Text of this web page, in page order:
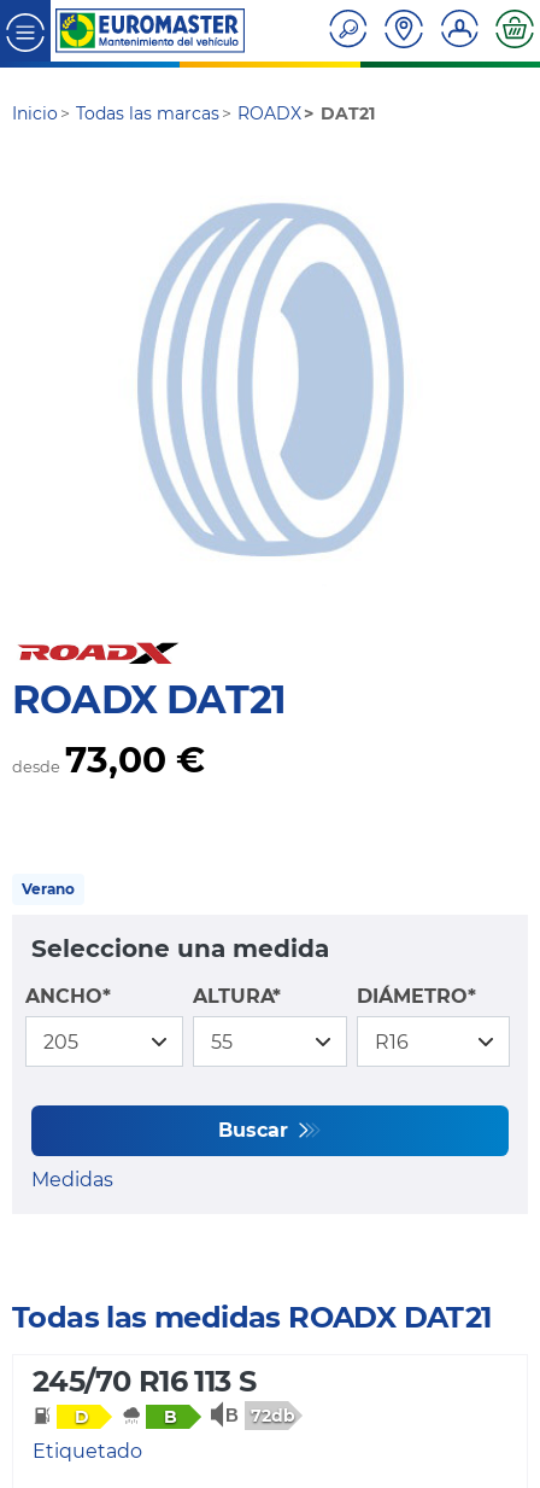
Inicio Todas las marcas ROADX DAT21
ROADX DAT21
desde 73,00 €
Verano
Seleccione una medida
ANCHO* ALTURA* DIÁMETRO*
Buscar
Medidas
Todas las medidas ROADX DAT21
245/70 R16 113 S
D B 72db
Etiquetado